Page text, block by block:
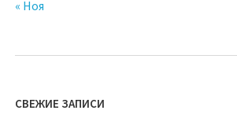
« Ноя
СВЕЖИЕ ЗАПИСИ